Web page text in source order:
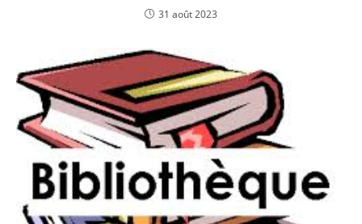
31 août 2023